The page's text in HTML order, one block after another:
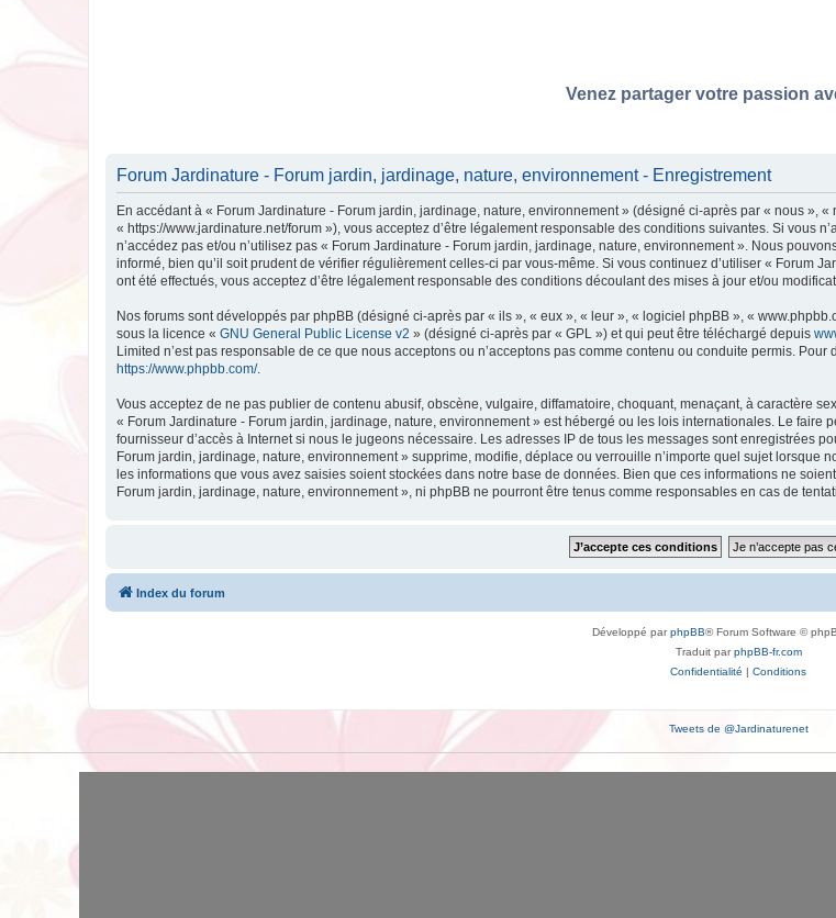
Venez partager votre passion
Forum Jardinature - Forum jardin, jardinage, nature, environnement - Enregistrement
En accédant à « Forum Jardinature - Forum jardin, jardinage, nature, environnement » (désigné ci-après par « nous »,
« https://www.jardinature.net/forum »), vous acceptez d’être légalement responsable des conditions suivantes. Si vous
n’accédez pas et/ou n’utilisez pas « Forum Jardinature - Forum jardin, jardinage, nature, environnement ». Nous
informé, bien qu’il soit prudent de vérifier régulièrement celles-ci par vous-même. Si vous continuez d’utiliser « Forum
ont été effectués, vous acceptez d’être légalement responsable des conditions découlant des mises à jour et/ou
Nos forums sont développés par phpBB (désigné ci-après par « ils », « eux », « leur », « logiciel phpBB », «
sous la licence « GNU General Public License v2 » (désigné ci-après par « GPL ») et qui peut être téléchargé depuis
Limited n’est pas responsable de ce que nous acceptons ou n’acceptons pas comme contenu ou conduite permis.
https://www.phpbb.com/.
Vous acceptez de ne pas publier de contenu abusif, obscène, vulgaire, diffamatoire, choquant, menaçant, à caractère
« Forum Jardinature - Forum jardin, jardinage, nature, environnement » est hébergé ou les lois internationales. Le
fournisseur d’accès à Internet si nous le jugeons nécessaire. Les adresses IP de tous les messages sont enregistrées
Forum jardin, jardinage, nature, environnement » supprime, modifie, déplace ou verrouille n’importe quel sujet lorsque
les informations que vous avez saisies soient stockées dans notre base de données. Bien que ces informations ne
Forum jardin, jardinage, nature, environnement », ni phpBB ne pourront être tenus comme responsables en cas de
Index du forum
Développé parphpBB® Forum Software ©
Traduit parphpBB-fr.com
Confidentialité | Conditions
Tweets de @Jardinaturenet